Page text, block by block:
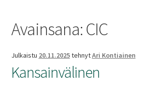
Kalenteri
Liitto
Avainsana: CIC
Julkaistu 20.11.2025tehnytAri Kontiainen
Kansainvälinen